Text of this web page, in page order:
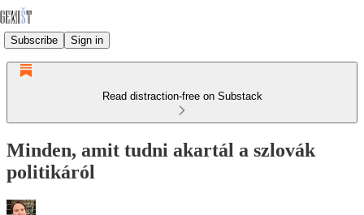
Subscribe Sign in
Read distraction-free on Substack
Minden, amit tudni akartál a szlovák
politikáról